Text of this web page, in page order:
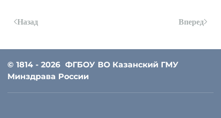
Назад Вперед
© 1814 - 2026 ФГБОУ ВО Казанский ГМУ
Минздрава России